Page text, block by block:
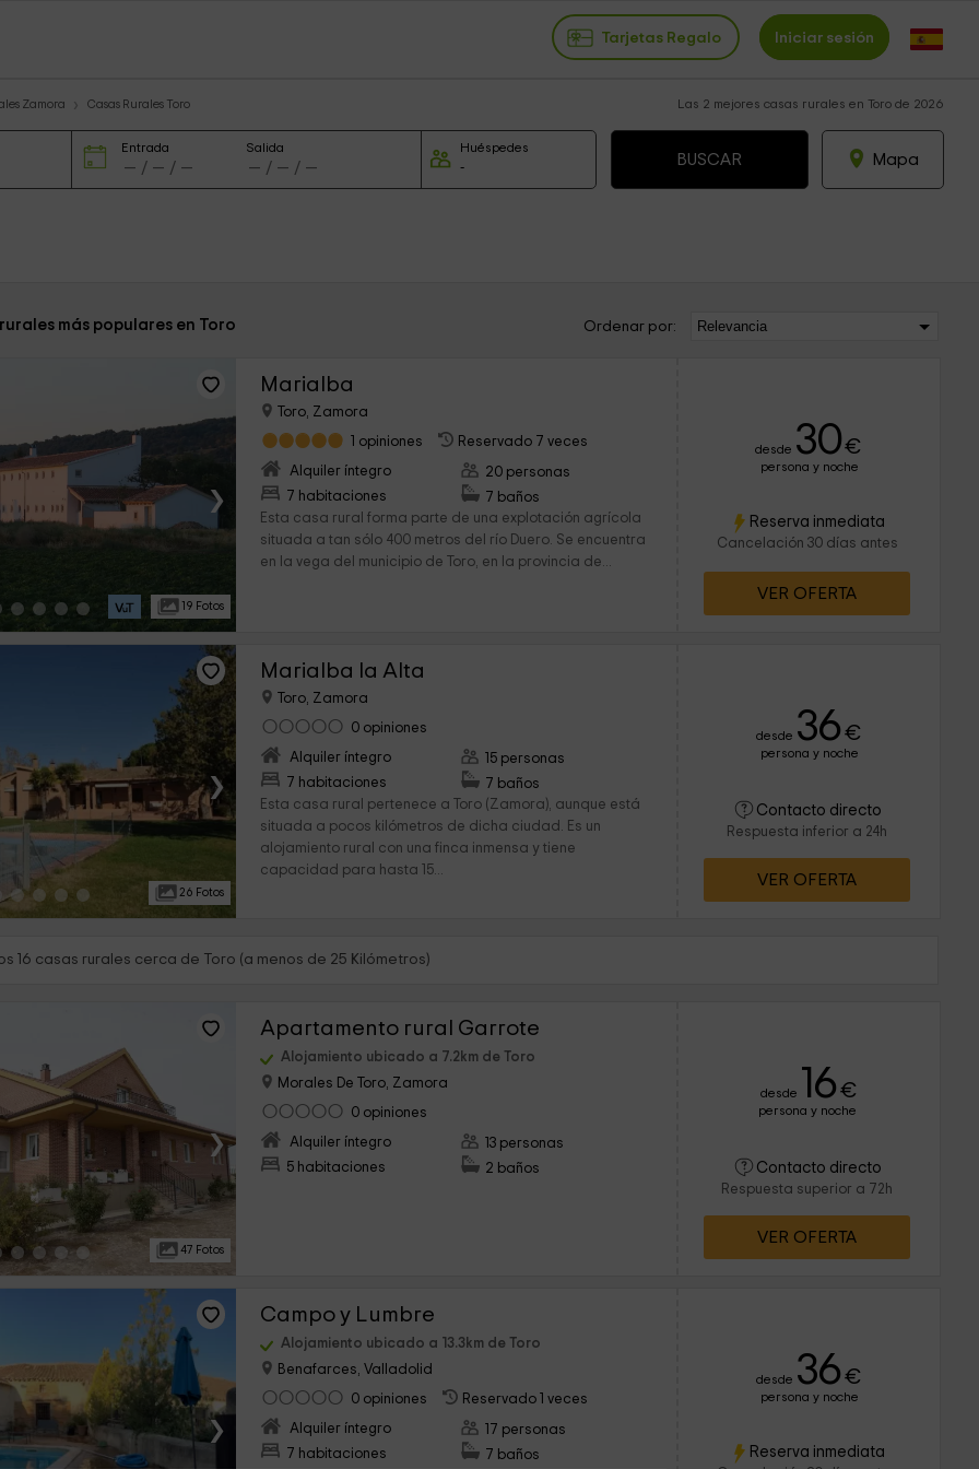
Tarjetas Regalo Iniciar sesión
Zamora Casas Rurales Toro Las 2 mejores casas rurales en Toro de 2026
Entrada Salida Huéspedes
Mapa
más populares en Toro Ordenar por:
›
19 Fotos
Marialba
Toro, Zamora
1 opiniones
Reservado 7 veces
Alquiler íntegro
7 habitaciones
20 personas
7 baños
Esta casa rural forma parte de una explotación agrícola
situada a tan sólo 400 metros del río Duero. Se encuentra
en la vega del municipio de Toro, en la provincia de...
desde 30€
persona y noche
Reserva inmediata
Cancelación 30 días antes
VER OFERTA
›
26 Fotos
Marialba la Alta
Toro, Zamora
0 opiniones
Alquiler íntegro
7 habitaciones
15 personas
7 baños
Esta casa rural pertenece a Toro (Zamora), aunque está
situada a pocos kilómetros de dicha ciudad. Es un
alojamiento rural con una finca inmensa y tiene
capacidad para hasta 15...
desde 36 €
persona y noche
Contacto directo
Respuesta inferior a 24h
VER OFERTA
16 casas rurales cerca de Toro (a menos de 25 Kilómetros)
›
47 Fotos
Apartamento rural Garrote
Alojamiento ubicado a 7.2km de Toro
Morales De Toro, Zamora
0 opiniones
Alquiler íntegro
5 habitaciones
13 personas
2 baños
desde 16 €
persona y noche
Contacto directo
Respuesta superior a 72h
VER OFERTA
›
Campo y Lumbre
Alojamiento ubicado a 13.3km de Toro
Benafarces, Valladolid
0 opiniones
Reservado 1 veces
Alquiler íntegro
7 habitaciones
17 personas
7 baños
desde 36 €
persona y noche
Reserva inmediata